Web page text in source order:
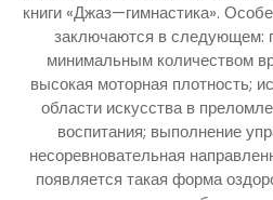
книги «Джаз—гимнастика».
заключаются в следующем:
минимальным количеством
высокая моторная плотность;
области искусства в
воспитания; выполнение
несоревновательная
появляется такая форма